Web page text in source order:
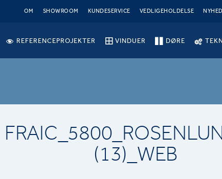
OM SHOWROOM KUNDESERVICE VEDLIGEHOLDELSE
REFERENCEPROJEKTER VINDUER DØRE
(13)_WEB